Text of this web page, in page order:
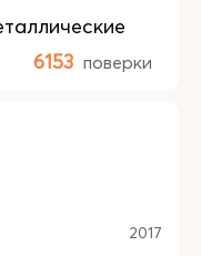
6153 поверки
2017